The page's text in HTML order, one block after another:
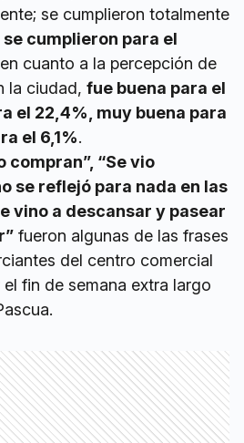
se cumplieron totalmente
se cumplieron para el
cuanto a la percepción de
la ciudad, fue buena para el
el 22,4%, muy buena para
el 6,1%.
compran”, “Se vio
se reflejó para nada en las
vino a descansar y pasear
fueron algunas de las frases
del centro comercial
fin de semana extra largo